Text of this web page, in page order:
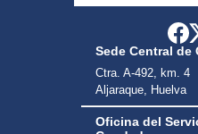
Sede Central de
Ctra. A-492, km. 4
Aljaraque, Huelva
Oficina del